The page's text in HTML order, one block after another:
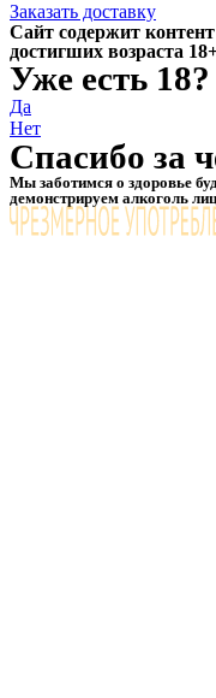
Заказать доставку
Сайт содержит
достигших возраста
Уже есть 18?
Да
Нет
Спасибо за
Мы заботимся о здоровье
демонстрируем алкоголь